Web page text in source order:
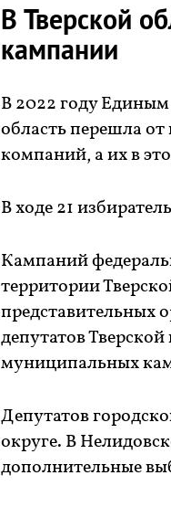
В Тверской
кампании
В 2022 году Единым
область перешла
компаний, а их в
В ходе 21
Кампаний
территории
представительных
депутатов
муниципальных
Депутатов
округе. В
дополнительные